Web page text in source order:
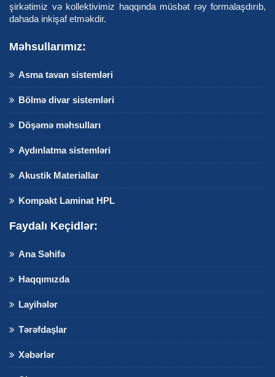
şirkətimiz və kollektivimiz haqqında müsbət rəy formalaşdırıb,
dahada inkişaf etməkdir.
Məhsullarımız:
Asma tavan sistemləri
Bölmə divar sistemləri
Döşəmə məhsulları
Aydınlatma sistemləri
Akustik Materiallar
Kompakt Laminat HPL
Faydalı Keçidlər:
Ana Səhifə
Haqqımızda
Layihələr
Tərəfdaşlar
Xəbərlər